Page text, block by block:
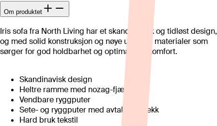
Om produktet
Iris sofa fra North Living har et skandinavisk og tidløst design,
og med solid konstruksjon og nøye utvalgte materialer som
sørger for god holdbarhet og optimal sittekomfort.
Skandinavisk design
Heltre ramme med nozag-fjæring
Vendbare ryggputer
Sete- og ryggputer med avtakbart trekk
Hard bruk tekstil